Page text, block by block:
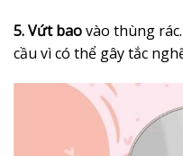
5. Vứt baovào thùng
cầu vì có thể gây tắc